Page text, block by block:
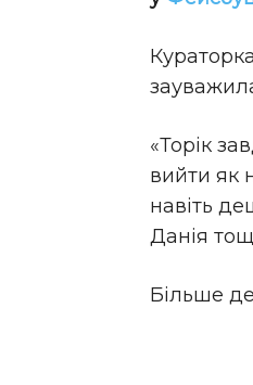
«Торік
вийти як
навіть
Данія
Більше